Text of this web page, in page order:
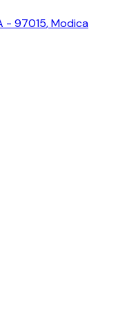
- 97015,Modica